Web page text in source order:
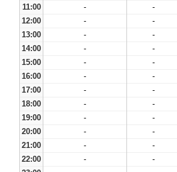
11:00
- -
12:00
- -
13:00
- -
14:00
- -
15:00
- -
16:00
- -
17:00
- -
18:00
- -
19:00
- -
20:00
- -
21:00
- -
22:00
- -